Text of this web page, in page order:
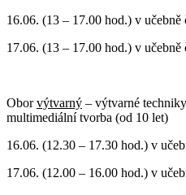
16.06. (13 – 17.00 hod.) v učebně
17.06. (13 – 17.00 hod.) v učebně
Oborvýtvarný – výtvarné
multimediální tvorba (od 10 let)
16.06. (12.30 – 17.30 hod.) v
17.06. (12.00 – 16.00 hod.) v